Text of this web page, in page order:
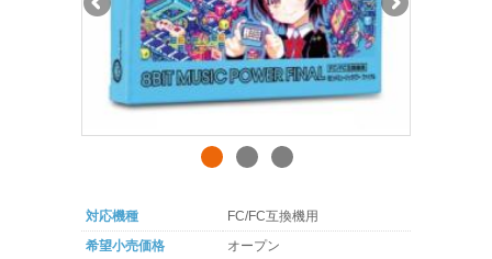
対応機種
FC/FC互換機用
希望小売価格
オープン